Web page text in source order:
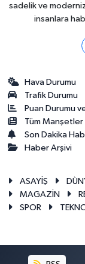
sadelik ve
insanlara
Hava Durumu
Trafik Durumu
Puan Durumu
Tüm Manşetler
Son Dakika
Haber Arşivi
ASAYİŞ
MAGAZİN
SPOR